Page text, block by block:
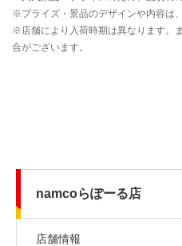
namcoらぽーる店
店舗情報